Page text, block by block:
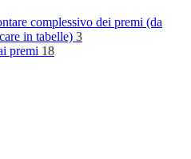
complessivo dei premi (da
in tabelle) 3
premi 18